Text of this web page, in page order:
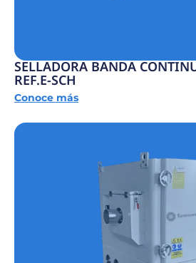
SELLADORA BANDA
REF.E-SCH
Conoce más